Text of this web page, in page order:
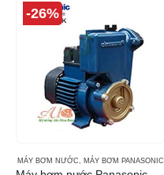
-26%
MÁY BƠM NƯỚC MÁY BƠM PANASONIC